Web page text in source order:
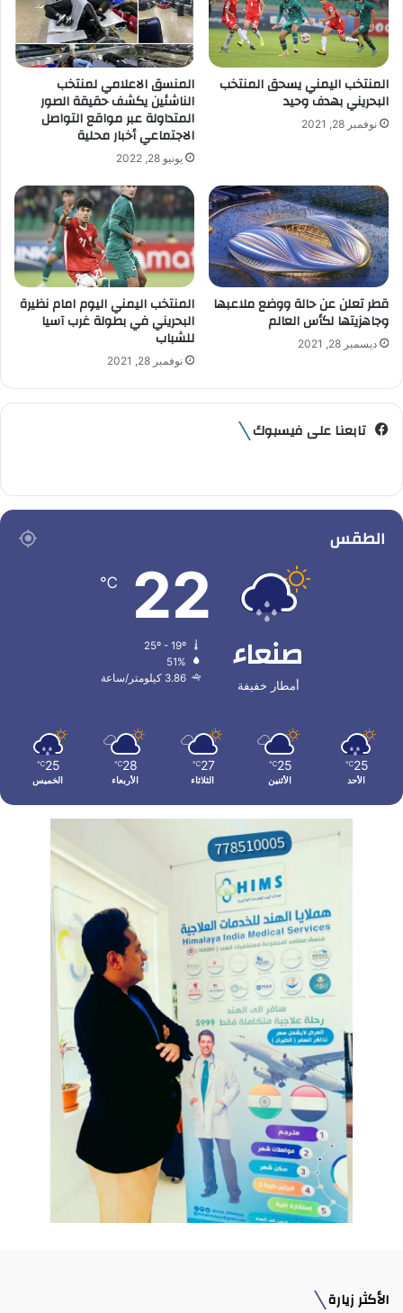
إ
ل
ك
ر
و
ن
المنتخب اليمني يسحق المنتخب
البحريني بهدف وحيد
نوفمبر 28, 2021
المنسق الاعلامي لمنتخب
الناشئين يكشف حقيقة الصور
المتداولة عبر مواقع التواصل
الاجتماعي أخبار محلية
يونيو 28, 2022
قطر تعلن عن حالة ووضع ملاعبها
وجاهزيتها لكأس العالم
ديسمبر 28, 2021
المنتخب اليمني اليوم امام نظيرة
البحريني في بطولة غرب آسيا
للشباب
نوفمبر 28, 2021
تابعنا على فيسبوك
الطقس
صنعاء
أمطار خفيفة
22
℃
51%
3.86 كيلومتر/ساعة
25
℃
الأحد
25
℃
الأثنين
27
℃
الثلاثاء
28
℃
الأربعاء
25
℃
الخميس
الأكثر زيارة